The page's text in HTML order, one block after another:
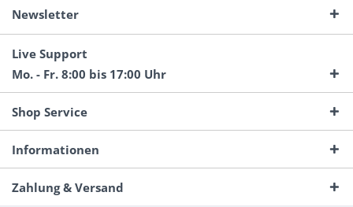
Newsletter
Live Support
Mo. - Fr. 8:00 bis 17:00 Uhr
Shop Service
Informationen
Zahlung & Versand